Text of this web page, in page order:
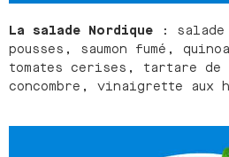
La salade Nordique
: salade
pousses, saumon fumé,
tomates cerises, tartare de
concombre, vinaigrette aux